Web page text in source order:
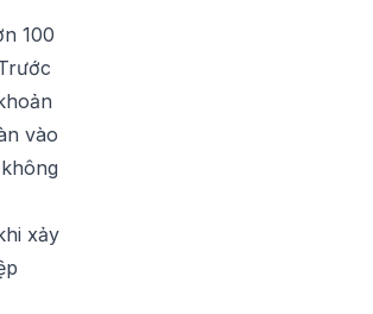
100
vào
xảy